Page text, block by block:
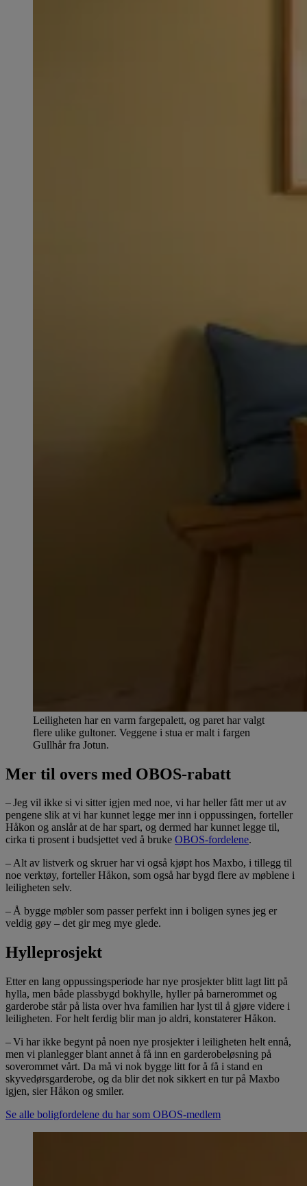
Leiligheten har en varm fargepalett, og paret har valgt
flere ulike gultoner. Veggene i stua er malt i fargen
Gullhår fra Jotun.
Mer til overs med OBOS-rabatt
– Jeg vil ikke si vi sitter igjen med noe, vi har heller fått mer ut av
pengene slik at vi har kunnet legge mer inn i oppussingen, forteller
Håkon og anslår at de har spart, og dermed har kunnet legge til,
cirka ti prosent i budsjettet ved å bruke OBOS-fordelene.
– Alt av listverk og skruer har vi også kjøpt hos Maxbo, i tillegg til
noe verktøy, forteller Håkon, som også har bygd flere av møblene i
leiligheten selv.
– Å bygge møbler som passer perfekt inn i boligen synes jeg er
veldig gøy – det gir meg mye glede.
Hylleprosjekt
Etter en lang oppussingsperiode har nye prosjekter blitt lagt litt på
hylla, men både plassbygd bokhylle, hyller på barnerommet og
garderobe står på lista over hva familien har lyst til å gjøre videre i
leiligheten. For helt ferdig blir man jo aldri, konstaterer Håkon.
– Vi har ikke begynt på noen nye prosjekter i leiligheten helt ennå,
men vi planlegger blant annet å få inn en garderobeløsning på
soverommet vårt. Da må vi nok bygge litt for å få i stand en
skyvedørsgarderobe, og da blir det nok sikkert en tur på Maxbo
igjen, sier Håkon og smiler.
Se alle boligfordelene du har som OBOS-medlem